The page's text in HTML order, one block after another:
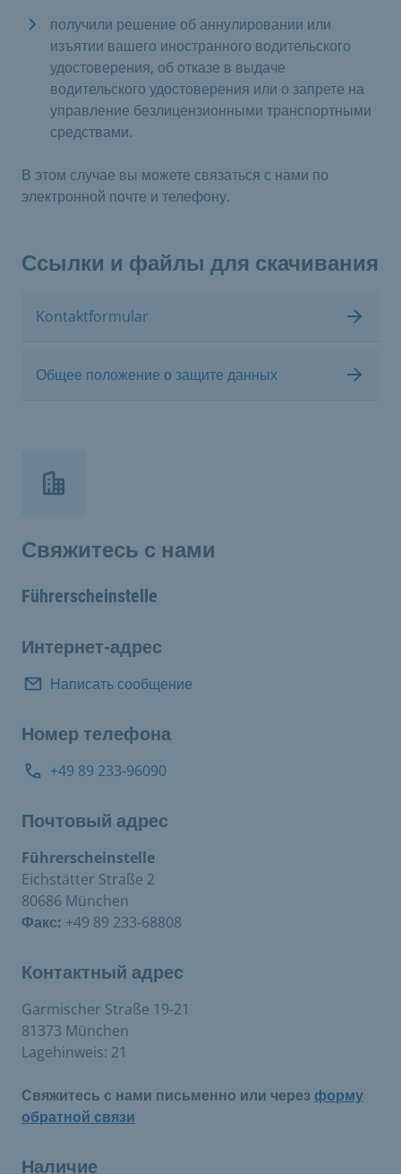
получили решение об аннулировании или
изъятии вашего иностранного водительского
удостоверения, об отказе в выдаче
водительского удостоверения или о запрете на
управление безлицензионными транспортными
средствами.
В этом случае вы можете связаться с нами по
электронной почте и телефону.
Ссылки и файлы для скачивания
Kontaktformular
Общее положение о защите данных
Свяжитесь с нами
Führerscheinstelle
Интернет-адрес
Написать сообщение
Номер телефона
+49 89 233-96090
Почтовый адрес
Führerscheinstelle
Eichstätter Straße 2
80686 München
Факс: +49 89 233-68808
Контактный адрес
Garmischer Straße 19-21
81373 München
Lagehinweis: 21
Свяжитесь с нами письменно или через форму
обратной связи
Наличие